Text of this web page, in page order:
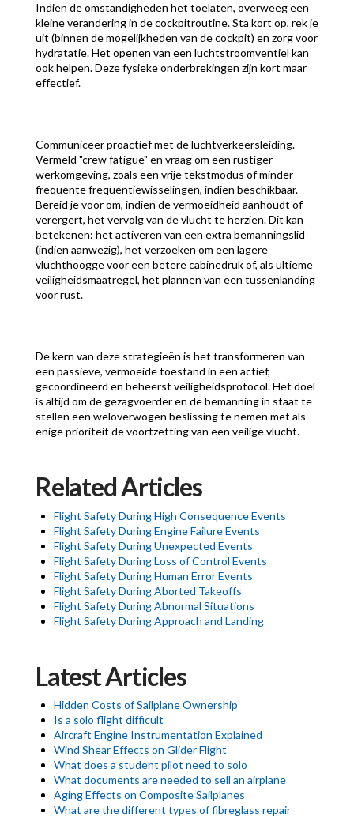
Indien de omstandigheden het toelaten, overweeg een
kleine verandering in de cockpitroutine. Sta kort op, rek je
uit (binnen de mogelijkheden van de cockpit) en zorg voor
hydratatie. Het openen van een luchtstroomventiel kan
ook helpen. Deze fysieke onderbrekingen zijn kort maar
effectief.
Communiceer proactief met de luchtverkeersleiding.
Vermeld "crew fatigue" en vraag om een rustiger
werkomgeving, zoals een vrije tekstmodus of minder
frequente frequentiewisselingen, indien beschikbaar.
Bereid je voor om, indien de vermoeidheid aanhoudt of
verergert, het vervolg van de vlucht te herzien. Dit kan
betekenen: het activeren van een extra bemanningslid
(indien aanwezig), het verzoeken om een lagere
vluchthoogge voor een betere cabinedruk of, als ultieme
veiligheidsmaatregel, het plannen van een tussenlanding
voor rust.
De kern van deze strategieën is het transformeren van
een passieve, vermoeide toestand in een actief,
gecoördineerd en beheerst veiligheidsprotocol. Het doel
is altijd om de gezagvoerder en de bemanning in staat te
stellen een weloverwogen beslissing te nemen met als
enige prioriteit de voortzetting van een veilige vlucht.
Related Articles
Flight Safety During High Consequence Events
Flight Safety During Engine Failure Events
Flight Safety During Unexpected Events
Flight Safety During Loss of Control Events
Flight Safety During Human Error Events
Flight Safety During Aborted Takeoffs
Flight Safety During Abnormal Situations
Flight Safety During Approach and Landing
Latest Articles
Hidden Costs of Sailplane Ownership
Is a solo flight difficult
Aircraft Engine Instrumentation Explained
Wind Shear Effects on Glider Flight
What does a student pilot need to solo
What documents are needed to sell an airplane
Aging Effects on Composite Sailplanes
What are the different types of fibreglass repair